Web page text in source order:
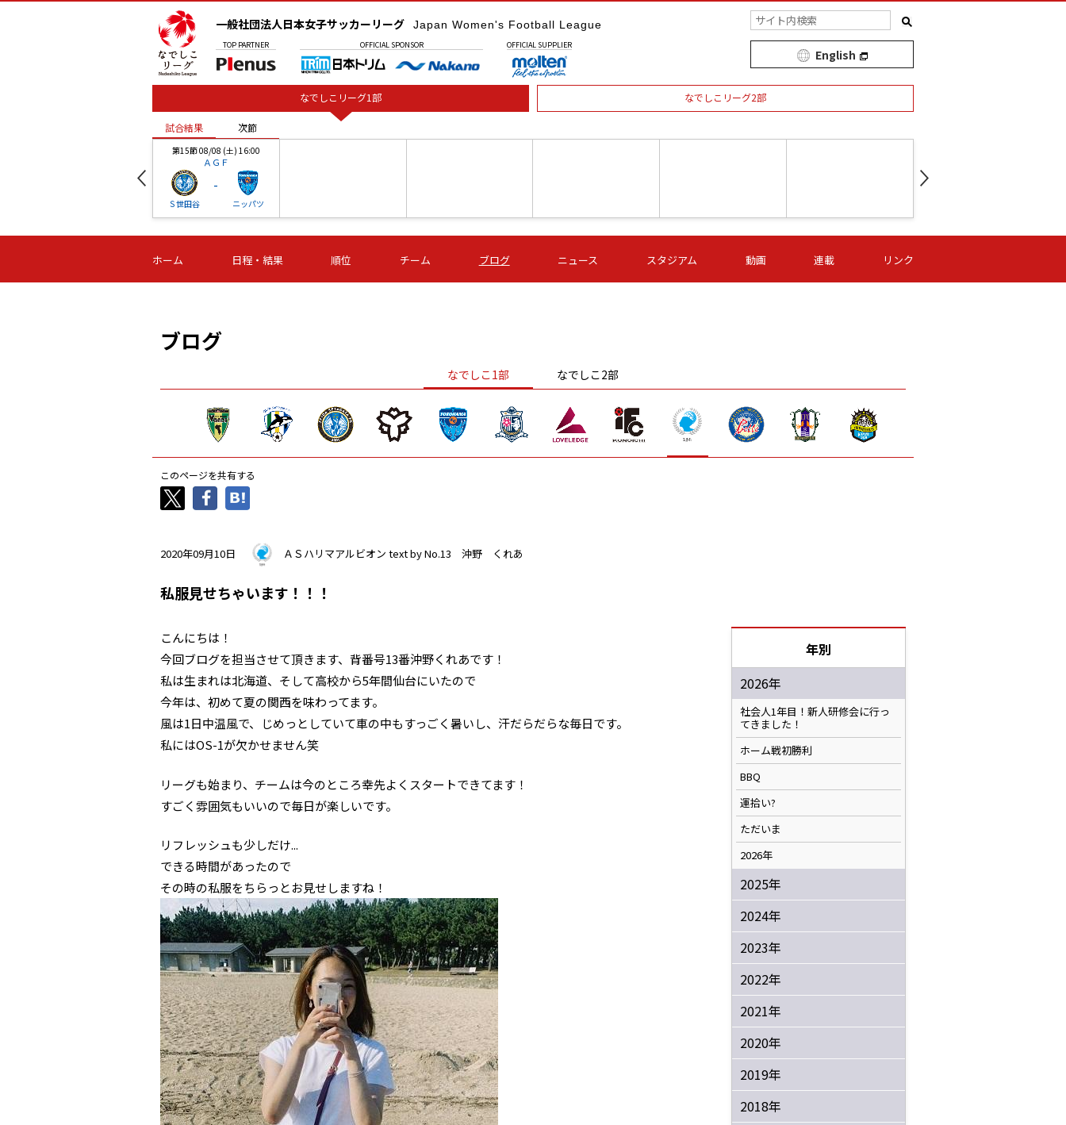
一般社団法人日本女子サッカーリーグ Japan Women's Football League
TOP PARTNER OFFICIAL SPONSOR OFFICIAL SUPPLIER
English
なでしこリーグ1部 なでしこリーグ2部
試合結果 次節
第15節 08/08 (土) 16:00
ＡＧＦ
Ｓ世田谷
-
ニッパツ
-
第16節 09/05 (土) 15:00
ニッパツ
-
第16節 09/05 (土) 15:00
石人の星
-
第16節 09/05 (土) 16:00
ＡＧＦ
-
いちご
-
第16節 09/06 (日) 15:00
-
第16節 09/06 (日) 15:00
- -
試合結果 次節
ホーム 日程・結果 順位 チーム ブログ ニュース スタジアム 動画 連載 リンク
ブログ
なでしこ1部 なでしこ2部
このページを共有する
2020年09月10日 ＡＳハリマアルビオン text by No.13 沖野 くれあ
私服見せちゃいます！！！
こんにちは！
今回ブログを担当させて頂きます、背番号13番沖野くれあです！
私は生まれは北海道、そして高校から5年間仙台にいたので
今年は、初めて夏の関西を味わってます。
風は1日中温風で、じめっとしていて車の中もすっごく暑いし、汗だらだらな毎日です。
私にはOS-1が欠かせません笑
リーグも始まり、チームは今のところ幸先よくスタートできてます！
すごく雰囲気もいいので毎日が楽しいです。
リフレッシュも少しだけ...
できる時間があったので
その時の私服をちらっとお見せしますね！
年別
2026年
社会人1年目！新人研修会に行っ
てきました！
ホーム戦初勝利
BBQ
運拾い?
ただいま
2026年
2025年
2024年
2023年
2022年
2021年
2020年
2019年
2018年